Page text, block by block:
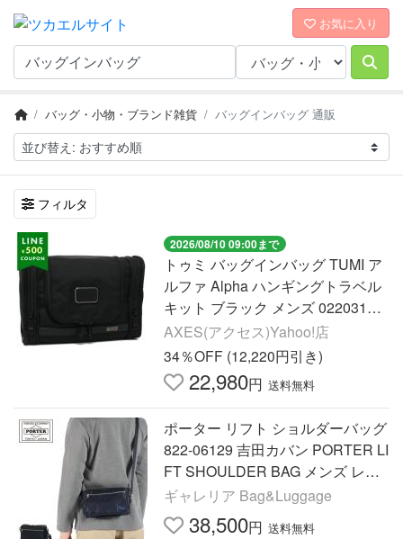
お気に入り
バッグ・小物・ブランド雑貨 バッグインバッグ 通販
フィルタ
2026/08/10 09:00まで
トゥミ バッグインバッグ TUMI ア
ルファ Alpha ハンギングトラベル
キット ブラック メンズ 02203191
D3 117254 1041
AXES(アクセス)Yahoo!店
34％OFF (12,220円引き)
22,980円 送料無料
ポーター リフト ショルダーバッグ
822-06129 吉田カバン PORTER LI
FT SHOULDER BAG メンズ レデ
ィース ブランド 小さめ 日本製
ギャレリア Bag&Luggage
38,500円 送料無料